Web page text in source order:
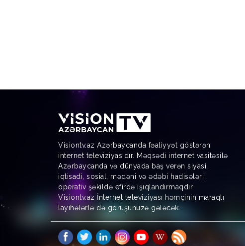
Visiontv.az Azərbaycanda fəaliyyət göstərən
internet televiziyasıdır. Məqsədi internet vasitəsilə
Azərbaycanda və dünyada baş verən siyasi,
iqtisadi, sosial, mədəni və ədəbi hadisələri
operativ şəkildə efirdə işıqlandırmaqdır.
Visiontv.az İnternet televiziyası həmçinin maraqlı
layihələrlə də görüşünüzə gələcək.